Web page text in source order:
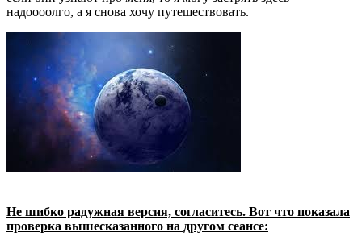
надоооолго, а я снова хочу путешествовать.
Не шибко радужная версия, согласитесь. Вот что показала
проверка вышесказанного на другом сеансе: